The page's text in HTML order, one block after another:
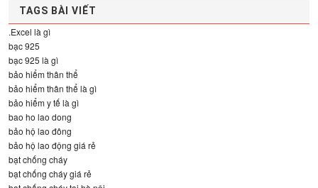
TAGS BÀI VIẾT
.Excel là gì
bạc 925
bạc 925 là gì
bảo hiểm thân thể
bảo hiểm thân thể là gì
bảo hiểm y tế là gì
bao ho lao dong
bảo hộ lao đông
bảo hộ lao động giá rẻ
bạt chống cháy
bạt chống cháy giá rẻ